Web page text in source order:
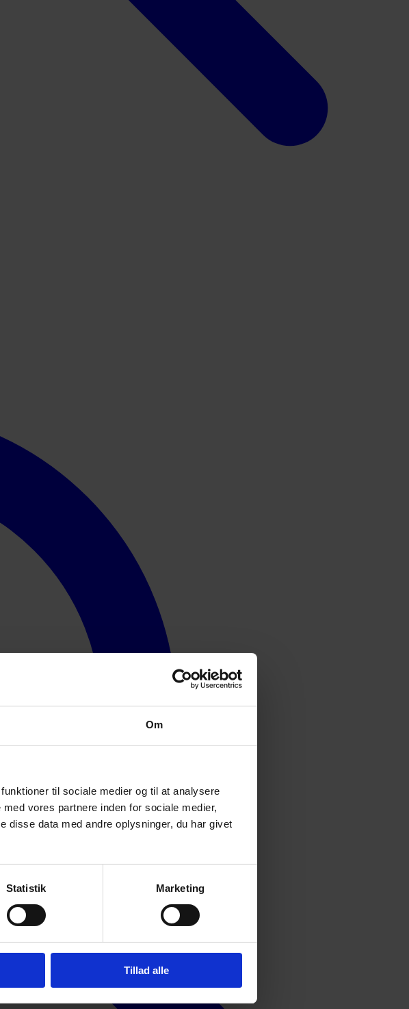
Om
til sociale medier og til at analysere
vores partnere inden for sociale medier,
disse data med andre oplysninger, du har givet
Statistik Marketing
Tillad alle